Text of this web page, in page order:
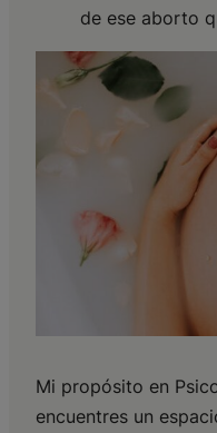
de ese aborto
Mi propósito en
encuentres un